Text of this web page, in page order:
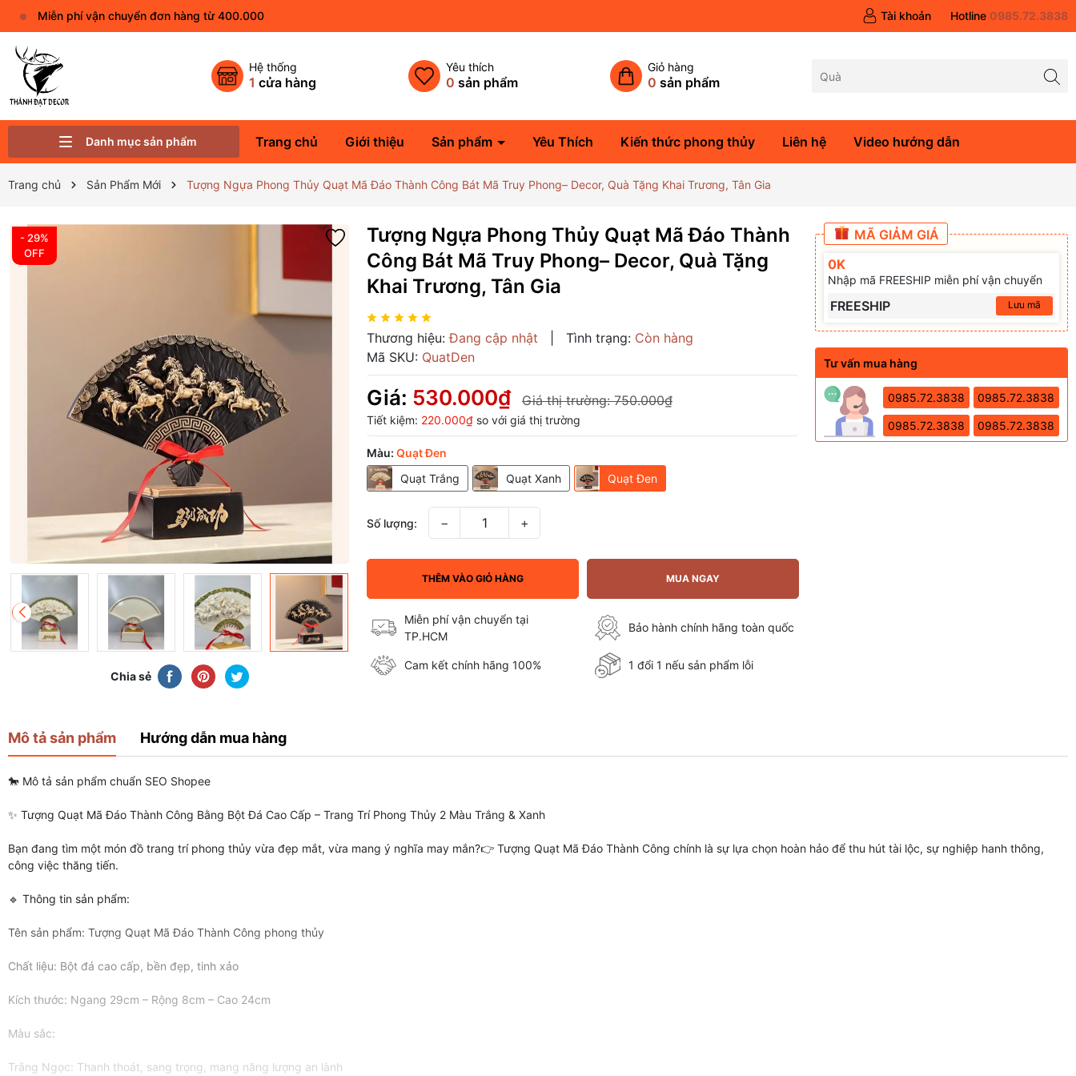
Miễn phí vận chuyển đơn hàng từ 400.000 Tài khoản Hotline 0985.72.3838
Hệ thống
1 cửa hàng
Yêu thích
0 sản phẩm
Giỏ hàng
0 sản phẩm
Danh mục sản phẩm Trang chủ Giới thiệu Sản phẩm Yêu Thích Kiến thức phong thủy Liên hệ Video hướng dẫn
Trang chủ Sản Phẩm Mới Tượng Ngựa Phong Thủy Quạt Mã Đáo Thành Công Bát Mã Truy Phong– Decor, Quà Tặng Khai Trương, Tân Gia
- 29%
OFF
Chia sẻ
Tượng Ngựa Phong Thủy Quạt Mã Đáo Thành
Công Bát Mã Truy Phong– Decor, Quà Tặng
Khai Trương, Tân Gia
Thương hiệu: Đang cập nhật Tình trạng: Còn hàng
Mã SKU: QuatDen
Giá: 530.000₫ Giá thị trường:750.000₫
Tiết kiệm: 220.000₫ so với giá thị trường
Màu: Quạt Đen
Quạt Trắng
Quạt Xanh Quạt Đen
Số lượng: − +
THÊM VÀO GIỎ HÀNG MUA NGAY
Miễn phí vận chuyển tại
TP.HCM
Bảo hành chính hãng toàn quốc
Cam kết chính hãng 100% 1 đổi 1 nếu sản phẩm lỗi
MÃ GIẢM GIÁ
0K
Nhập mã FREESHIP miễn phí vận chuyển
FREESHIP Lưu mã
Tư vấn mua hàng
0985.72.3838 0985.72.3838
0985.72.3838 0985.72.3838
Mô tả sản phẩm Hướng dẫn mua hàng
🐎 Mô tả sản phẩm chuẩn SEO Shopee
✨ Tượng Quạt Mã Đáo Thành Công Bằng Bột Đá Cao Cấp – Trang Trí Phong Thủy 2 Màu Trắng & Xanh
Bạn đang tìm một món đồ trang trí phong thủy vừa đẹp mắt, vừa mang ý nghĩa may mắn?👉 Tượng Quạt Mã Đáo Thành Công chính là sự lựa chọn hoàn hảo để thu hút tài lộc, sự nghiệp hanh thông,
công việc thăng tiến.
🔹 Thông tin sản phẩm:
Tên sản phẩm: Tượng Quạt Mã Đáo Thành Công phong thủy
Chất liệu: Bột đá cao cấp, bền đẹp, tinh xảo
Kích thước: Ngang 29cm – Rộng 8cm – Cao 24cm
Màu sắc:
Trắng Ngọc: Thanh thoát, sang trọng, mang năng lượng an lành